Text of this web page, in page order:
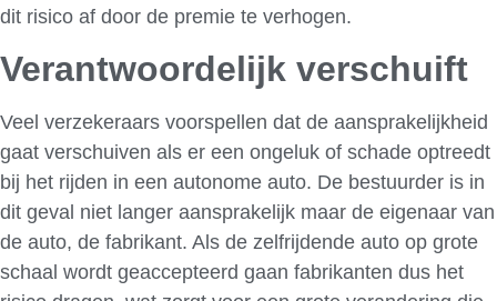
dit risico af door de premie te verhogen.
Verantwoordelijk verschuift
Veel verzekeraars voorspellen dat de aansprakelijkheid
gaat verschuiven als er een ongeluk of schade optreedt
bij het rijden in een autonome auto. De bestuurder is in
dit geval niet langer aansprakelijk maar de eigenaar van
de auto, de fabrikant. Als de zelfrijdende auto op grote
schaal wordt geaccepteerd gaan fabrikanten dus het